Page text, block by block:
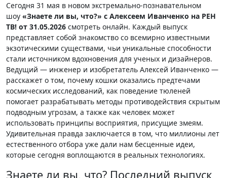
Сегодня 31 мая в новом экстремально-познавательном
шоу «Знаете ли вы, что?» с Алексеем Иванченко на РЕН
ТВ! от 31.05.2026 смотреть онлайн. Каждый выпуск
представляет собой знакомство со всемирно известными
экзотическими существами, чьи уникальные способности
стали источником вдохновения для ученых и дизайнеров.
Ведущий — инженер и изобретатель Алексей Иванченко —
расскажет о том, почему кошки оказались предтечами
космических исследований, как поведение тюленей
помогает разрабатывать методы противодействия скрытым
подводным угрозам, а также как человек может
использовать принципы восприятия, присущие змеям.
Удивительная правда заключается в том, что миллионы лет
естественного отбора уже дали нам бесценные идеи,
которые сегодня воплощаются в реальных технологиях.
Знаете ли вы, что? Последний выпуск